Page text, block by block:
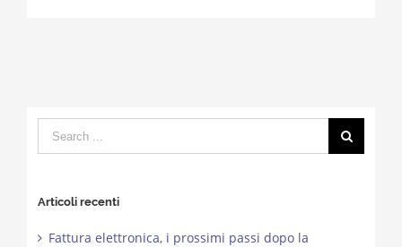
Search
for:
Articoli recenti
Fattura elettronica, i prossimi passi dopo la